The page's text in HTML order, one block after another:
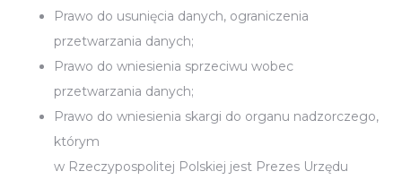
Prawo do usunięcia danych, ograniczenia
przetwarzania danych;
Prawo do wniesienia sprzeciwu wobec
przetwarzania danych;
Prawo do wniesienia skargi do organu nadzorczego,
którym
w Rzeczypospolitej Polskiej jest Prezes Urzędu